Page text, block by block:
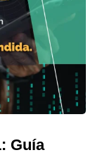
Guía